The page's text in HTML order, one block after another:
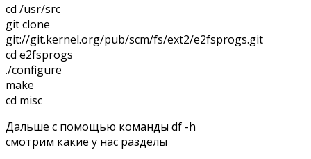
cd /usr/src
git clone
git://git.kernel.org/pub/scm/fs/ext2/e2fsprogs.git
cd e2fsprogs
./configure
make
cd misc
Дальше с помощью команды df -h
смотрим какие у нас разделы